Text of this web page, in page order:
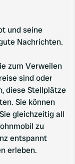
und seine
Nachrichten.
zum Verweilen
sind oder
diese Stellplätze
Sie können
gleichzeitig all
zu
entspannt
erleben.